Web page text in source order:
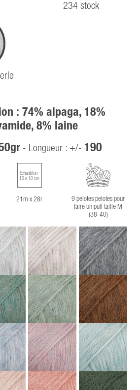
234 stock
: 74% alpaga, 18%
8% laine
- Longueur : +/- 190
Échantillon
10 x 10 cm
21m x 28r
9 pelotes pelotes pour
faire un pull taille M
(38-40)